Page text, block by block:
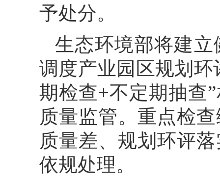
予处分。
生态环境部将建
调度产业园区规划
期检查+不定期抽查
质量监管。重点检
质量差、规划环评
依规处理。